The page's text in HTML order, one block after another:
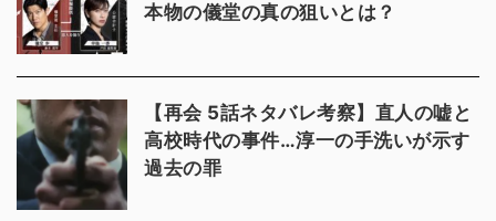
本物の儀堂の真の狙いとは？
【再会 5話ネタバレ考察】直人の嘘と
高校時代の事件…淳一の手洗いが示す
過去の罪